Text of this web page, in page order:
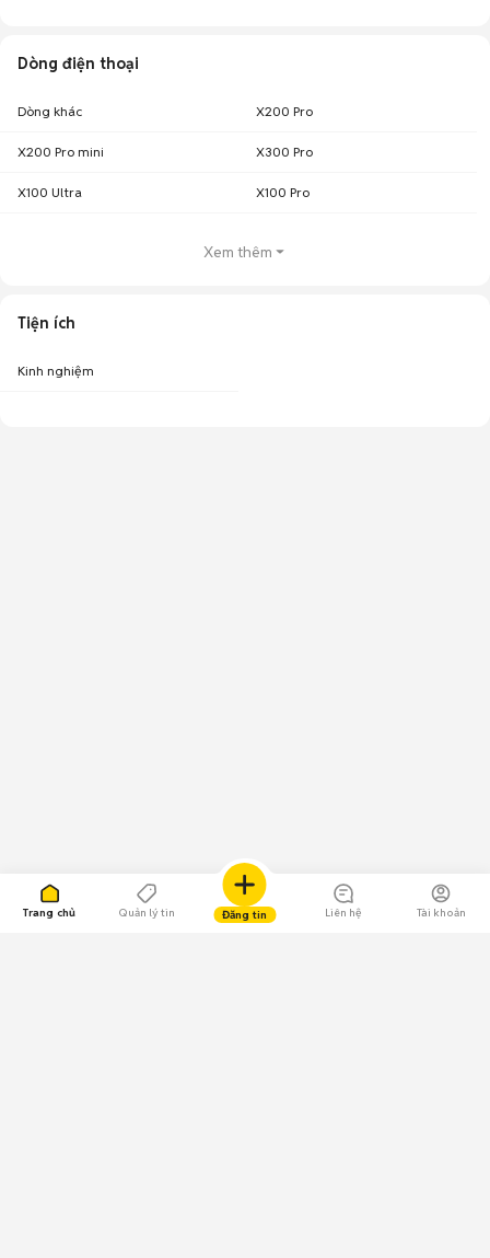
Trang chủ Quản lý tin Đăng tin Liên hệ Tài khoản
Dòng điện thoại
Dòng khác X200 Pro
X200 Pro mini X300 Pro
X100 Ultra X100 Pro
Xem thêm
Tiện ích
Kinh nghiệm